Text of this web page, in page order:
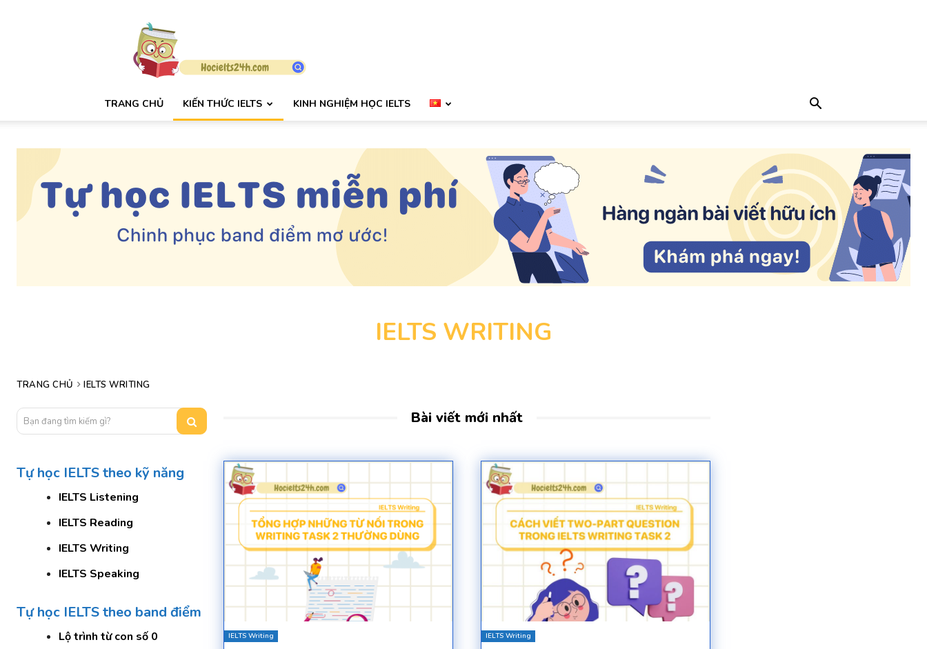
TRANG CHỦ KIẾN THỨC IELTS KINH NGHIỆM HỌC IELTS
IELTS WRITING
TRANG CHỦ IELTS WRITING
Bạn đang tìm kiếm gì?
Tự học IELTS theo kỹ năng
IELTS Listening
IELTS Reading
IELTS Writing
IELTS Speaking
Tự học IELTS theo band điểm
Lộ trình từ con số 0
Bài viết mới nhất
IELTS Writing IELTS Writing